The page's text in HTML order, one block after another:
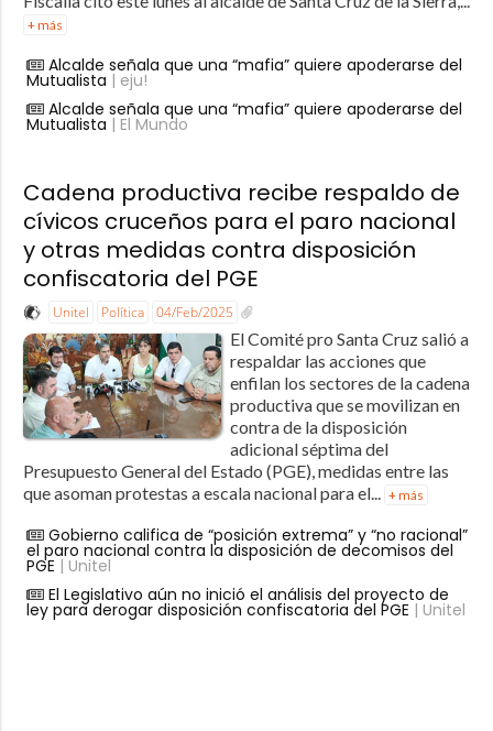
+ más
Alcalde señala que una “mafia” quiere apoderarse del
Mutualista | eju!
Alcalde señala que una “mafia” quiere apoderarse del
Mutualista | El Mundo
Cadena productiva recibe respaldo de
cívicos cruceños para el paro nacional
y otras medidas contra disposición
confiscatoria del PGE
Unitel Política 04/Feb/2025
El Comité pro Santa Cruz salió a
respaldar las acciones que
enfilan los sectores de la cadena
productiva que se movilizan en
contra de la disposición
adicional séptima del
Presupuesto General del Estado (PGE), medidas entre las
que asoman protestas a escala nacional para el... + más
Gobierno califica de “posición extrema” y “no racional”
el paro nacional contra la disposición de decomisos del
PGE | Unitel
El Legislativo aún no inició el análisis del proyecto de
ley para derogar disposición confiscatoria del PGE | Unitel